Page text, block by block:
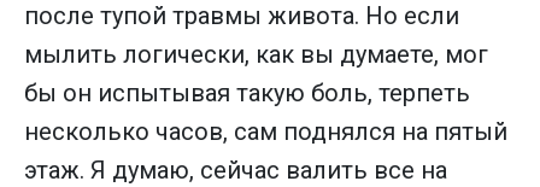
после тупой травмы живота. Но если
мылить логически, как вы думаете, мог
бы он испытывая такую боль, терпеть
несколько часов, сам поднялся на пятый
этаж. Я думаю, сейчас валить все на